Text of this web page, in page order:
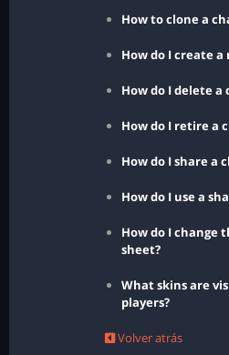
How to clone a
How do I create
How do I delete a
How do I retire a
How do I share a
How do I use a
How do I change
sheet?
What skins are
players?
Volver atrás